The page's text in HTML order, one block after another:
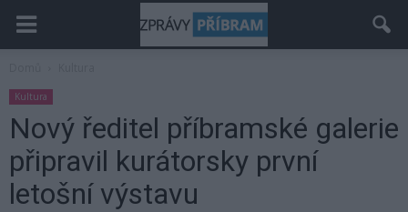
Kultura
Nový ředitel příbramské galerie
připravil kurátorsky první
letošní výstavu